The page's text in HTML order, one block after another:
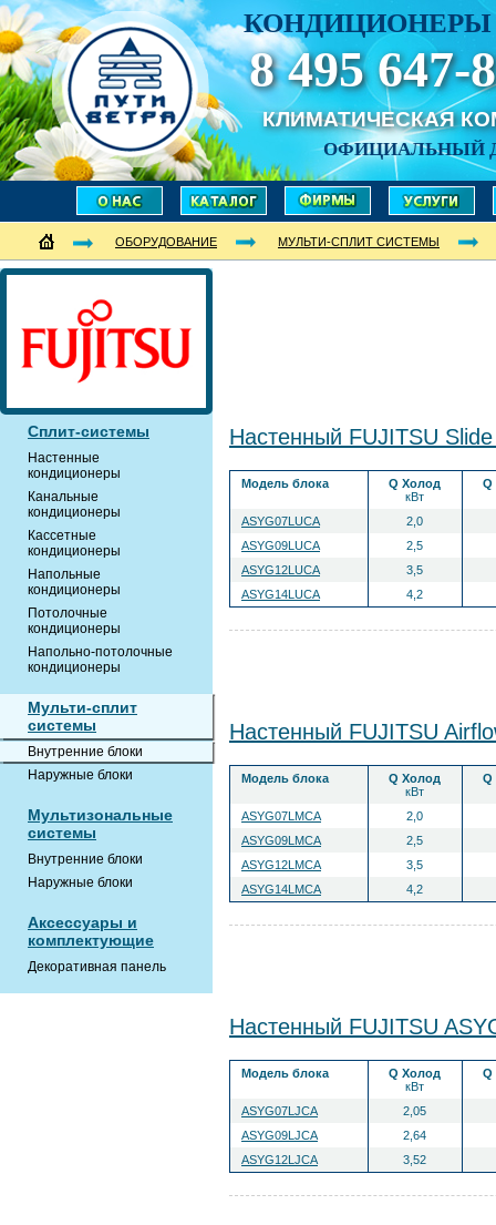
КОНДИЦИОНЕРЫ
8 495 647-
КЛИМАТИЧЕСКАЯ
ОФИЦИАЛЬНЫЙ
ОБОРУДОВАНИЕ МУЛЬТИ-СПЛИТ СИСТЕМЫ
Сплит-системы
Настенные
кондиционеры
Канальные
кондиционеры
Кассетные
кондиционеры
Напольные
кондиционеры
Потолочные
кондиционеры
Напольно-потолочные
кондиционеры
Мульти-сплит
системы
Внутренние блоки
Наружные блоки
Мультизональные
системы
Внутренние блоки
Наружные блоки
Аксессуары и
комплектующие
Декоративная панель
Настенный FUJITSU
Модель блока
Q Холод
кВт
Q
ASYG07LUCA
2,0
ASYG09LUCA
2,5
ASYG12LUCA
3,5
ASYG14LUCA
4,2
Настенный FUJITSU
Модель блока
Q Холод
кВт
Q
ASYG07LMCA
2,0
ASYG09LMCA
2,5
ASYG12LMCA
3,5
ASYG14LMCA
4,2
Настенный FUJITSU
Модель блока
Q Холод
кВт
Q
ASYG07LJCA
2,05
ASYG09LJCA
2,64
ASYG12LJCA
3,52